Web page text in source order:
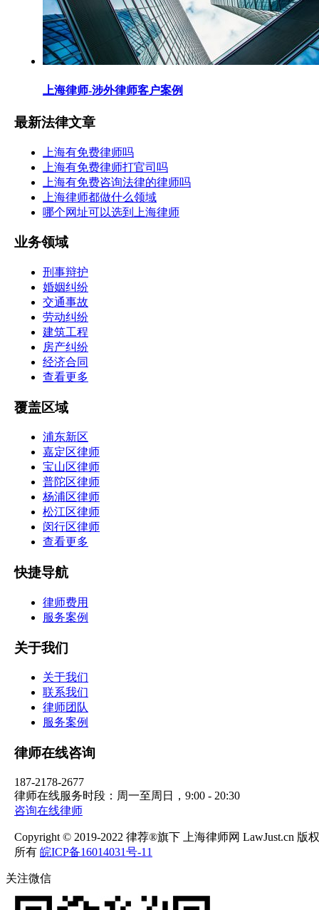
上海律师-涉外律师客户案例
最新法律文章
上海有免费律师吗
上海有免费律师打官司吗
上海有免费咨询法律的律师吗
上海律师都做什么领域
哪个网址可以选到上海律师
业务领域
刑事辩护
婚姻纠纷
交通事故
劳动纠纷
建筑工程
房产纠纷
经济合同
查看更多
覆盖区域
浦东新区
嘉定区律师
宝山区律师
普陀区律师
杨浦区律师
松江区律师
闵行区律师
查看更多
快捷导航
律师费用
服务案例
关于我们
关于我们
联系我们
律师团队
服务案例
律师在线咨询
187-2178-2677
律师在线服务时段：周一至周日，9:00 - 20:30
咨询在线律师
Copyright © 2019-2022 律荐®旗下 上海律师网 LawJust.cn 版权
所有 皖ICP备16014031号-11
关注微信